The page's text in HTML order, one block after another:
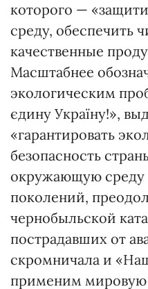
которого —
среду, обеспечить
качественные
Масштабнее
экологическим
єдину Україну!»,
«гарантировать
безопасность
окружающую среду
поколений,
чернобыльской
пострадавших от
скромничала и
применим мировую